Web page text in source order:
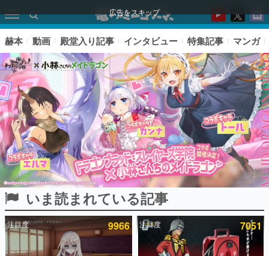
広告をスキップ
ピックアップ
電ファミのいま読まれている記事ランキング
赫本 動画 殿堂入り記事 インタビュー 特集記事 マンガ
いま読まれている記事
注目度 9966 注目度 7051